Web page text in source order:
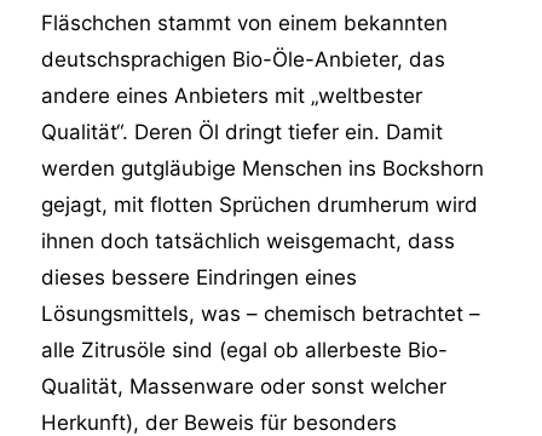
Fläschchen stammt von einem bekannten
deutschsprachigen Bio-Öle-Anbieter, das
andere eines Anbieters mit „weltbester
Qualität“. Deren Öl dringt tiefer ein. Damit
werden gutgläubige Menschen ins Bockshorn
gejagt, mit flotten Sprüchen drumherum wird
ihnen doch tatsächlich weisgemacht, dass
dieses bessere Eindringen eines
Lösungsmittels, was – chemisch betrachtet –
alle Zitrusöle sind (egal ob allerbeste Bio-
Qualität, Massenware oder sonst welcher
Herkunft), der Beweis für besonders